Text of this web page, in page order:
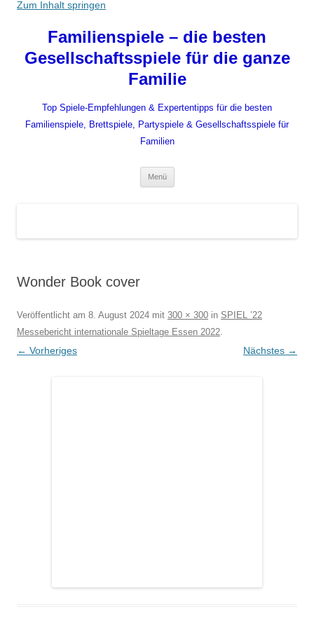
Zum Inhalt springen
Familienspiele – die besten
Gesellschaftsspiele für die ganze
Familie
Top Spiele-Empfehlungen & Expertentipps für die besten
Familienspiele, Brettspiele, Partyspiele & Gesellschaftsspiele für
Familien
Menü
Wonder Book cover
Veröffentlicht am 8. August 2024 mit 300 × 300 in SPIEL ’22
Messebericht internationale Spieltage Essen 2022.
← Vorheriges Nächstes →